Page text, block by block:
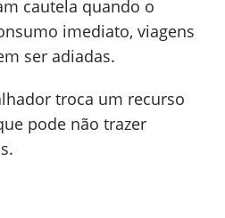
cautela quando o
imediato, viagens
ser adiadas.
troca um recurso
pode não trazer